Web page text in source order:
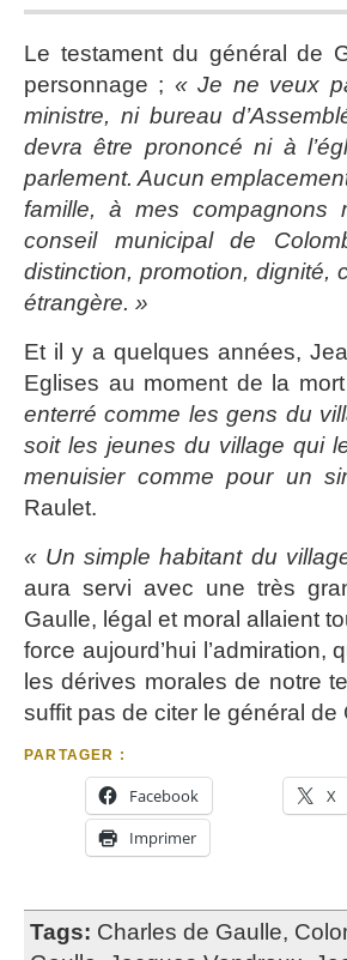
Le testament du général de
personnage ; « Je ne veux
ministre, ni bureau
devra être prononcé ni à
parlement. Aucun
famille, à mes compagnons
conseil municipal de
distinction, promotion, dignité,
étrangère. »
Et il y a quelques années,
Eglises au moment de la
enterré comme les gens du
soit les jeunes du village qui
menuisier comme pour un
Raulet.
« Un simple habitant du
aura servi avec une très
Gaulle, légal et moral allaient
force aujourd’hui
les dérives morales de notre
suffit pas de citer le général
PARTAGER :
Facebook X
Imprimer
Tags: Charles de Gaulle,